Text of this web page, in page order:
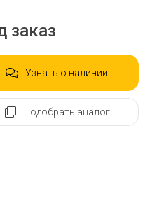
заказ
Узнать о наличии
Подобрать аналог